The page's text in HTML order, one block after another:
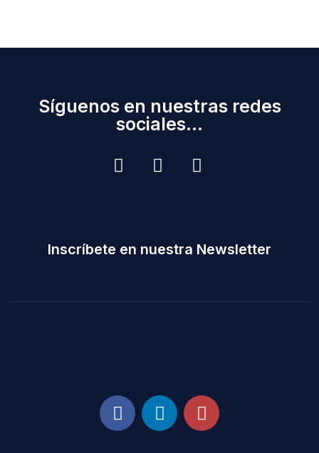
Síguenos en nuestras redes
sociales...
Inscríbete en nuestra Newsletter